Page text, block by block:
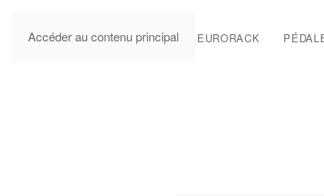
Accéder au contenu principal
MANUALS EURORACK